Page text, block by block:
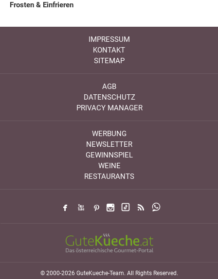
Frosten & Einfrieren
IMPRESSUM
KONTAKT
SITEMAP
AGB
DATENSCHUTZ
PRIVACY MANAGER
WERBUNG
NEWSLETTER
GEWINNSPIEL
WEINE
RESTAURANTS
© 2000-2026 GuteKueche-Team. All Rights Reserved.